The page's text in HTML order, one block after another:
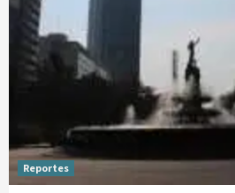
Reportes